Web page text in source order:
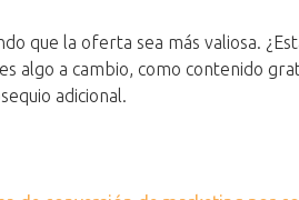
que la oferta sea más valiosa.
algo a cambio, como contenido
adicional.